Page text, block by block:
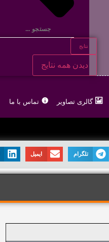
نتایج
دیدن همه نتایج
گالری تصاویر تماس با ما
تلگرام ایمیل